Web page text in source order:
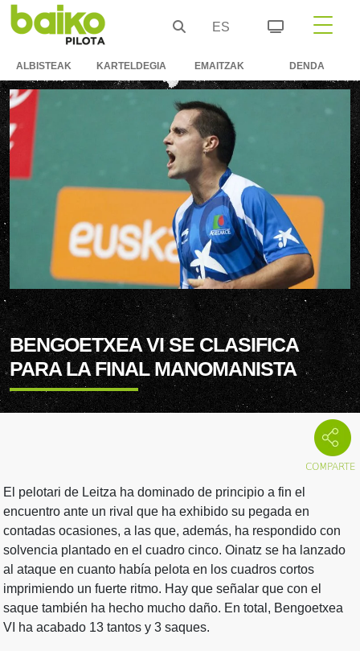
ES
ALBISTEAK KARTELDEGIA EMAITZAK DENDA
BENGOETXEA VI SE CLASIFICA
PARA LA FINAL MANOMANISTA
El pelotari de Leitza ha dominado de principio a fin el
encuentro ante un rival que ha exhibido su pegada en
contadas ocasiones, a las que, además, ha respondido con
solvencia plantado en el cuadro cinco. Oinatz se ha lanzado
al ataque en cuanto había pelota en los cuadros cortos
imprimiendo un fuerte ritmo. Hay que señalar que con el
saque también ha hecho mucho daño. En total, Bengoetxea
VI ha acabado 13 tantos y 3 saques.